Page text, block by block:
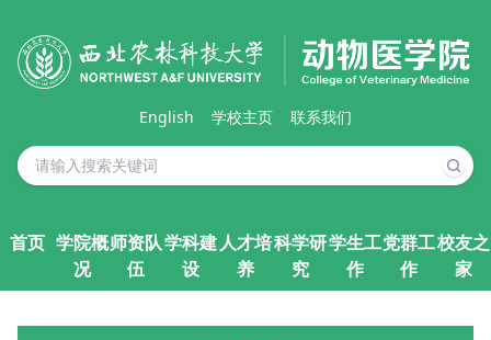
English 学校主页 联系我们
首页 学院概
况
师资队
伍
学科建
设
人才培
养
科学研
究
学生工
作
党群工
作
校友之
家